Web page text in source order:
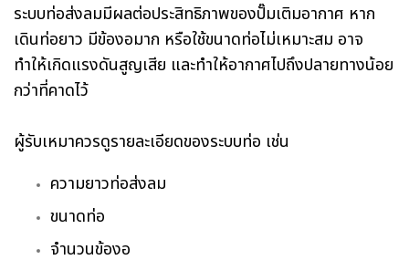
ระบบท่อส่งลมมีผลต่อประสิทธิภาพของปั๊มเติมอากาศ หาก
เดินท่อยาว มีข้องอมาก หรือใช้ขนาดท่อไม่เหมาะสม อาจ
ทำให้เกิดแรงดันสูญเสีย และทำให้อากาศไปถึงปลายทางน้อย
กว่าที่คาดไว้
ผู้รับเหมาควรดูรายละเอียดของระบบท่อ เช่น
ความยาวท่อส่งลม
ขนาดท่อ
จำนวนข้องอ